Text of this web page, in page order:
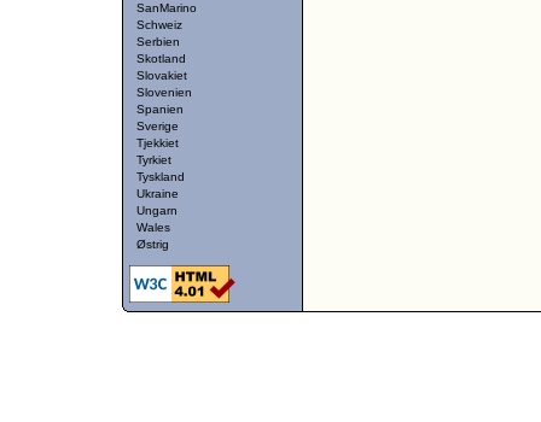
SanMarino
Schweiz
Serbien
Skotland
Slovakiet
Slovenien
Spanien
Sverige
Tjekkiet
Tyrkiet
Tyskland
Ukraine
Ungarn
Wales
Østrig